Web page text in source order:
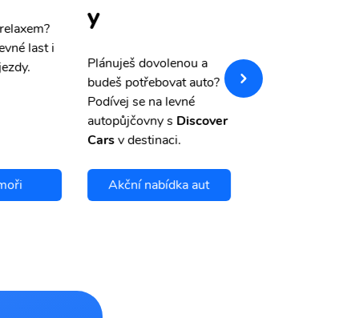
last i
y
Plánuješ dovolenou a
budeš potřebovat auto?
Podívej se na levné
autopůjčovny s Discover
Carsv destinaci.
Akční nabídka aut
pojištění a
storno.